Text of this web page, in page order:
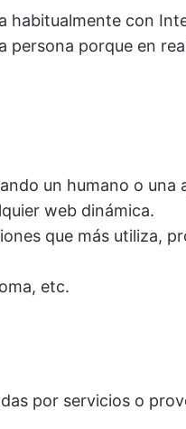
habitualmente con
porque en
un humano o una
web dinámica.
que más utiliza,
etc.
por servicios o